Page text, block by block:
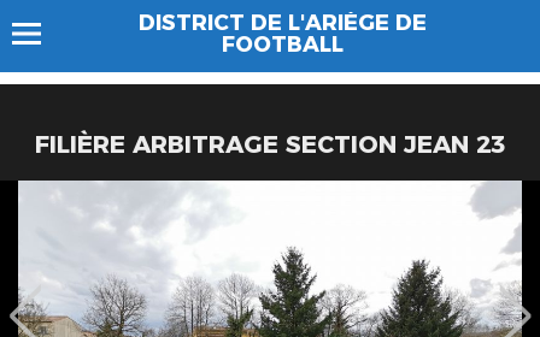
DISTRICT DE L'ARIÈGE DE
FOOTBALL
FILIÈRE ARBITRAGE SECTION JEAN 23